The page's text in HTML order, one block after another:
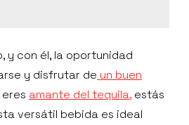
y con él, la oportunidad
y disfrutar de un buen
eres amante del tequila, estás
versátil bebida es ideal